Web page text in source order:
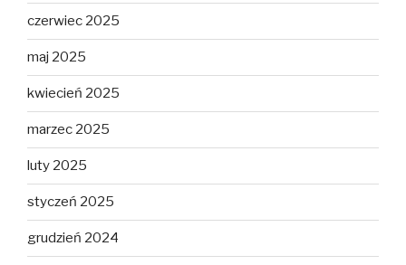
czerwiec 2025
maj 2025
kwiecień 2025
marzec 2025
luty 2025
styczeń 2025
grudzień 2024